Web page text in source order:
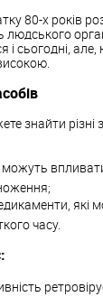
80-х років
людського
сьогодні,
знайти
можуть
які
часу.